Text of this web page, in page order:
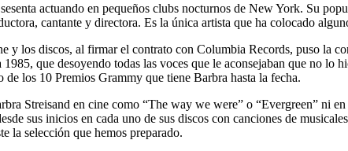
actuando en pequeños clubs nocturnos de New York. Su
cantante y directora. Es la única artista que ha colocado
y los discos, al firmar el contrato con Columbia Records, puso la
que desoyendo todas las voces que le aconsejaban que no
los 10 Premios Grammy que tiene Barbra hasta la fecha.
Streisand en cine como “The way we were” o “Evergreen” ni
sus inicios en cada uno de sus discos con canciones de
la selección que hemos preparado.